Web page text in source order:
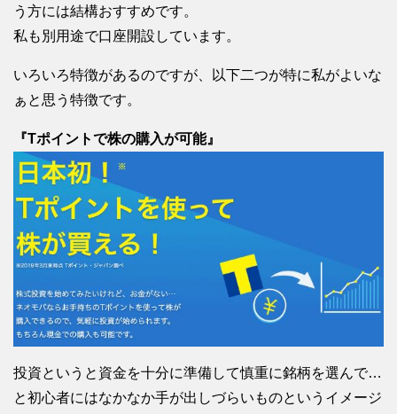
う方には結構おすすめです。
私も別用途で口座開設しています。
いろいろ特徴があるのですが、以下二つが特に私がよいな
ぁと思う特徴です。
『Tポイントで株の購入が可能』
投資というと資金を十分に準備して慎重に銘柄を選んで…
と初心者にはなかなか手が出しづらいものというイメージ